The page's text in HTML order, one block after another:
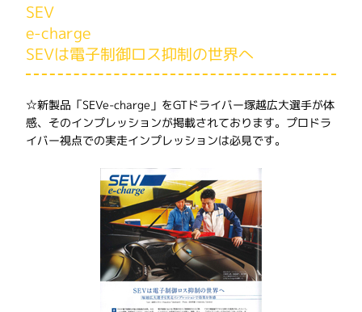
SEV
e-charge
SEVは電子制御ロス抑制の世界へ
☆新製品「SEVe-charge」をGTドライバー塚越広大選手が体
感、そのインプレッションが掲載されております。プロドラ
イバー視点での実走インプレッションは必見です。